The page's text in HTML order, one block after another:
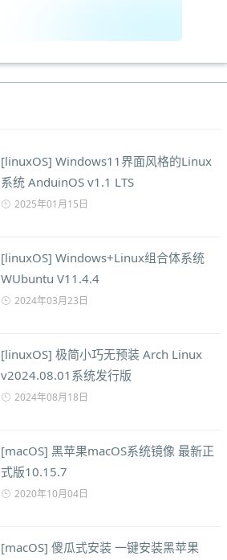
[linuxOS] Windows11界面风格的Linux
系统 AnduinOS v1.1 LTS
2025年01月15日
[linuxOS] Windows+Linux组合体系统
WUbuntu V11.4.4
2024年03月23日
[linuxOS] 极简小巧无预装 Arch Linux
v2024.08.01系统发行版
2024年08月18日
[macOS] 黑苹果macOS系统镜像 最新正
式版10.15.7
2020年10月04日
[macOS] 傻瓜式安装 一键安装黑苹果